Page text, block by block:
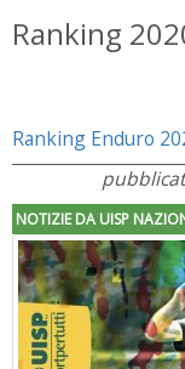
Ranking
Ranking Enduro
NOTIZIE DA UISP